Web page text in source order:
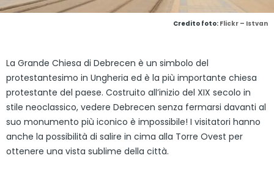
Credito foto: Flickr – Istvan
La Grande Chiesa di Debrecen è un simbolo del
protestantesimo in Ungheria ed è la più importante chiesa
protestante del paese. Costruito all’inizio del XIX secolo in
stile neoclassico, vedere Debrecen senza fermarsi davanti al
suo monumento più iconico è impossibile! I visitatori hanno
anche la possibilità di salire in cima alla Torre Ovest per
ottenere una vista sublime della città.